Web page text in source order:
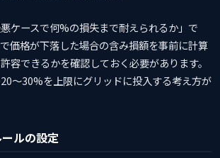
ケースで何%の損失まで耐えられるか」で
価格が下落した場合の含み損額を事前に計算
容できるかを確認しておく必要があります。
〜30%を上限にグリッドに投入する考え方が
ルの設定